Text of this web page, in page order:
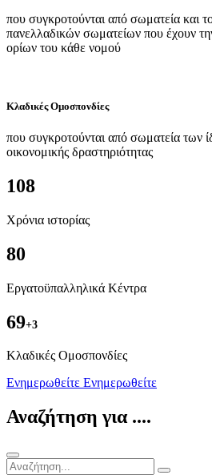
που συγκροτούνται από σωματεία και
πανελλαδικών σωματείων που έχουν
ορίων του κάθε νομού
Κλαδικές Ομοσπονδίες
που συγκροτούνται από σωματεία των
οικονομικής δραστηριότητας
108
Χρόνια ιστορίας
80
Εργατοϋπαλληλικά Κέντρα
69+3
Kλαδικές Ομοσπονδίες
Ενημερωθείτε Ενημερωθείτε
Αναζήτηση για ....